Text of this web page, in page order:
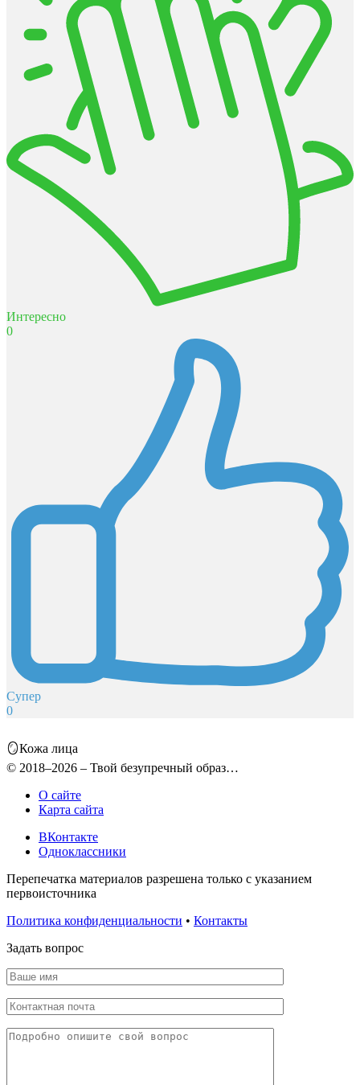
Интересно
0
Супер
0
🪞Кожа лица
© 2018–2026 – Твой безупречный образ…
О сайте
Карта сайта
ВКонтакте
Одноклассники
Перепечатка материалов разрешена только с указанием
первоисточника
Политика конфиденциальности • Контакты
Задать вопрос